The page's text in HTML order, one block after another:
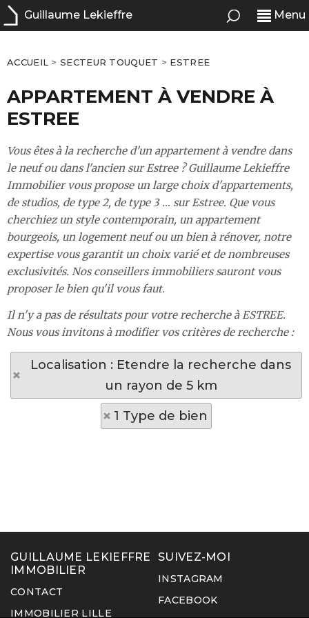
Guillaume Lekieffre Menu
ACCUEIL >SECTEUR TOUQUET > ESTREE
APPARTEMENT À VENDRE À
ESTREE
Vous êtes à la recherche d'un appartement à vendre dans
le neuf ou dans l'ancien sur Estree ? Guillaume Lekieffre
Immobilier vous propose un large choix d'appartements,
de studios, de type 2, de type 3 ... sur Estree. Que vous
cherchiez un style contemporain, un appartement
bourgeois, un logement neuf ou un bien à rénover, notre
expertise vous garantit un choix varié et de nombreuses
exclusivités. Nos conseillers immobiliers sauront vous
proposer le bien qu'il vous faut.
Il n'y a pas de résultats pour votre recherche à ESTREE.
Nous vous invitons à modifier vos critères de recherche :
Localisation : Etendre la recherche dans
un rayon de 5 km
1 Type de bien
GUILLAUME LEKIEFFRE
IMMOBILIER
CONTACT
IMMOBILIER LILLE
SUIVEZ-MOI
INSTAGRAM
FACEBOOK